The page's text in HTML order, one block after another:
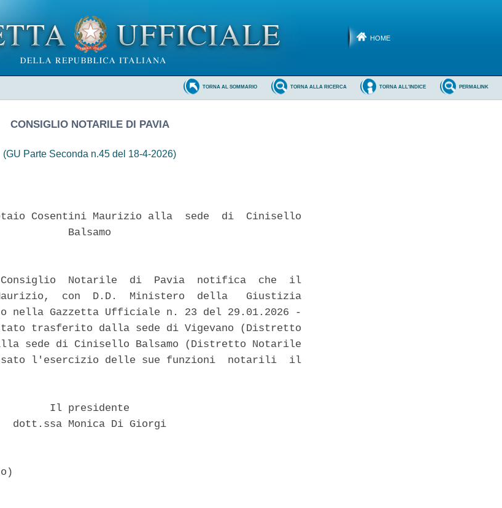
HOME
PERMALINK
TORNA ALL'INDICE
TORNA ALLA RICERCA
TORNA AL SOMMARIO
CONSIGLIO NOTARILE DI PAVIA
(GU Parte Seconda n.45 del 18-4-2026)
Cosentini Maurizio alla  sede  di  Cinisello
Balsamo
Notarile  di  Pavia  notifica  che  il
Maurizio,  con  D.D.  Ministero  della   Giustizia
nella Gazzetta Ufficiale n. 23 del 29.01.2026 -
trasferito dalla sede di Vigevano (Distretto
sede di Cinisello Balsamo (Distretto Notarile
l'esercizio delle sue funzioni  notarili  il
Il presidente
dott.ssa Monica Di Giorgi